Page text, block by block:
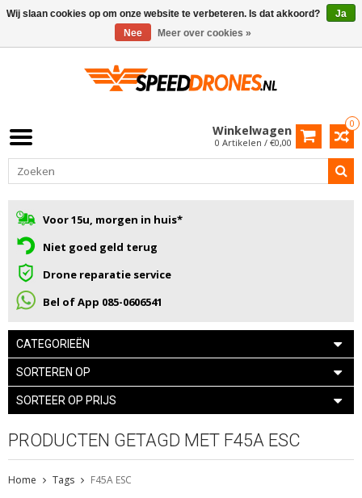
0
Winkelwagen
0 Artikelen / €0,00
Voor 15u, morgen in huis*
Niet goed geld terug
Drone reparatie service
Bel of App 085-0606541
CATEGORIEËN
SORTEREN OP
SORTEER OP PRIJS
PRODUCTEN GETAGD MET F45A ESC
Home Tags F45A ESC
Wij slaan cookies op om onze website te verbeteren. Is dat akkoord?
Ja
Nee
Meer over cookies »